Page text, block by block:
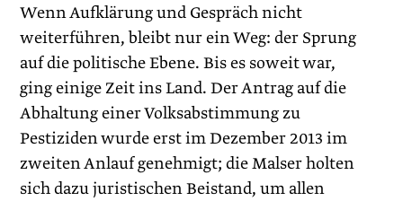
Wenn Aufklärung und Gespräch nicht
weiterführen, bleibt nur ein Weg: der Sprung
auf die politische Ebene. Bis es soweit war,
ging einige Zeit ins Land. Der Antrag auf die
Abhaltung einer Volksabstimmung zu
Pestiziden wurde erst im Dezember 2013 im
zweiten Anlauf genehmigt; die Malser holten
sich dazu juristischen Beistand, um allen